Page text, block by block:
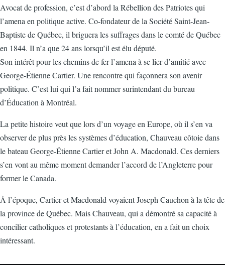
Avocat de profession, c’est d’abord la Rébellion des Patriotes qui
l’amena en politique active. Co-fondateur de la Société Saint-Jean-
Baptiste de Québec, il briguera les suffrages dans le comté de Québec
en 1844. Il n’a que 24 ans lorsqu’il est élu député.
Son intérêt pour les chemins de fer l’amena à se lier d’amitié avec
George-Étienne Cartier. Une rencontre qui façonnera son avenir
politique. C’est lui qui l’a fait nommer surintendant du bureau
d’Éducation à Montréal.
La petite histoire veut que lors d’un voyage en Europe, où il s’en va
observer de plus près les systèmes d’éducation, Chauveau côtoie dans
le bateau George-Étienne Cartier et John A. Macdonald. Ces derniers
s’en vont au même moment demander l’accord de l’Angleterre pour
former le Canada.
À l’époque, Cartier et Macdonald voyaient Joseph Cauchon à la tête de
la province de Québec. Mais Chauveau, qui a démontré sa capacité à
concilier catholiques et protestants à l’éducation, en a fait un choix
intéressant.